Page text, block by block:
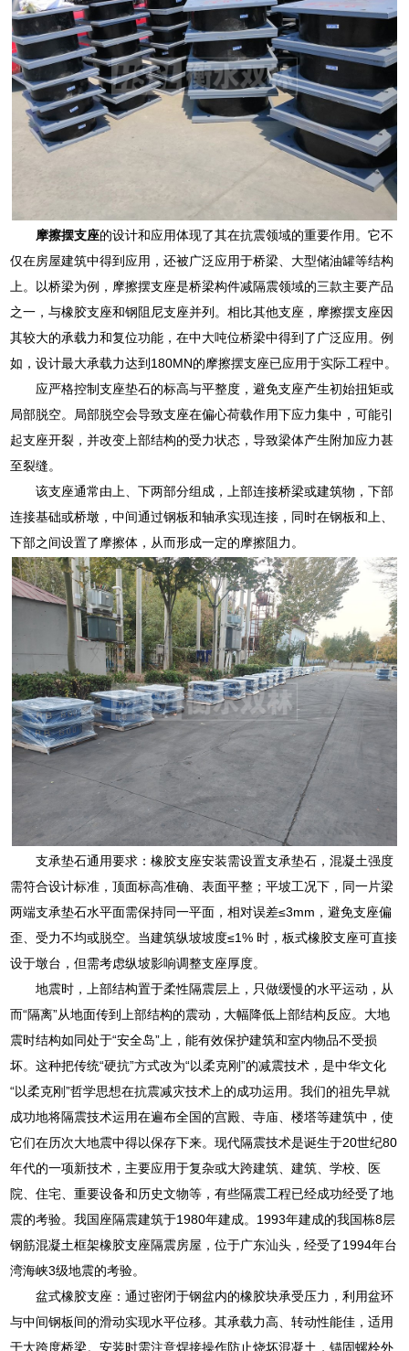
摩擦摆支座的设计和应用体现了其在抗震领域的重要作用。它不
仅在房屋建筑中得到应用，还被广泛应用于桥梁、大型储油罐等结构
上。以桥梁为例，摩擦摆支座是桥梁构件减隔震领域的三款主要产品
之一，与橡胶支座和钢阻尼支座并列。相比其他支座，摩擦摆支座因
其较大的承载力和复位功能，在中大吨位桥梁中得到了广泛应用。例
如，设计最大承载力达到180MN的摩擦摆支座已应用于实际工程中。
应严格控制支座垫石的标高与平整度，避免支座产生初始扭矩或
局部脱空。局部脱空会导致支座在偏心荷载作用下应力集中，可能引
起支座开裂，并改变上部结构的受力状态，导致梁体产生附加应力甚
至裂缝。
该支座通常由上、下两部分组成，上部连接桥梁或建筑物，下部
连接基础或桥墩，中间通过钢板和轴承实现连接，同时在钢板和上、
下部之间设置了摩擦体，从而形成一定的摩擦阻力。
支承垫石通用要求：橡胶支座安装需设置支承垫石，混凝土强度
需符合设计标准，顶面标高准确、表面平整；平坡工况下，同一片梁
两端支承垫石水平面需保持同一平面，相对误差≤3mm，避免支座偏
歪、受力不均或脱空。当建筑纵坡坡度≤1% 时，板式橡胶支座可直接
设于墩台，但需考虑纵坡影响调整支座厚度。
地震时，上部结构置于柔性隔震层上，只做缓慢的水平运动，从
而“隔离”从地面传到上部结构的震动，大幅降低上部结构反应。大地
震时结构如同处于“安全岛”上，能有效保护建筑和室内物品不受损
坏。这种把传统“硬抗”方式改为“以柔克刚”的减震技术，是中华文化
“以柔克刚”哲学思想在抗震减灾技术上的成功运用。我们的祖先早就
成功地将隔震技术运用在遍布全国的宫殿、寺庙、楼塔等建筑中，使
它们在历次大地震中得以保存下来。现代隔震技术是诞生于20世纪80
年代的一项新技术，主要应用于复杂或大跨建筑、建筑、学校、医
院、住宅、重要设备和历史文物等，有些隔震工程已经成功经受了地
震的考验。我国座隔震建筑于1980年建成。1993年建成的我国栋8层
钢筋混凝土框架橡胶支座隔震房屋，位于广东汕头，经受了1994年台
湾海峡3级地震的考验。
盆式橡胶支座：通过密闭于钢盆内的橡胶块承受压力，利用盆环
与中间钢板间的滑动实现水平位移。其承载力高、转动性能佳，适用
于大跨度桥梁。安装时需注意焊接操作防止烧坏混凝土，锚固螺栓外